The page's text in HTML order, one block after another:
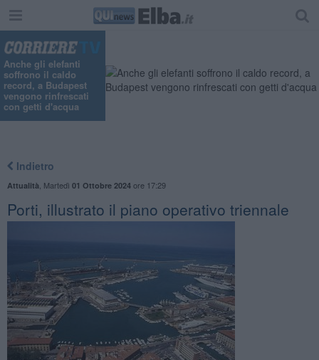
Anche gli elefanti
soffrono il caldo
record, a Budapest
vengono rinfrescati
con getti d'acqua
Indietro
Attualità Martedì 01 Ottobre 2024ore 17:29
Porti, illustrato il piano operativo triennale